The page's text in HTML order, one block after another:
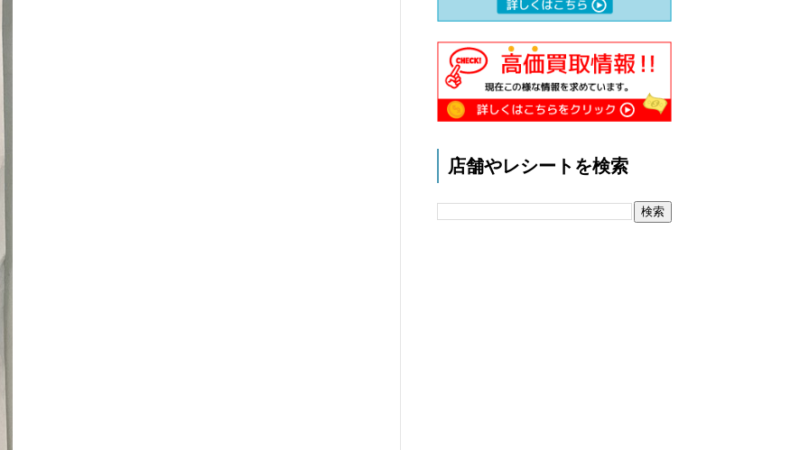
店舗やレシートを検索